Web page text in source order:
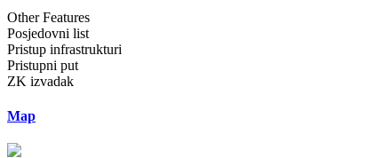
Other Features
Posjedovni list
Pristup infrastrukturi
Pristupni put
ZK izvadak
Map